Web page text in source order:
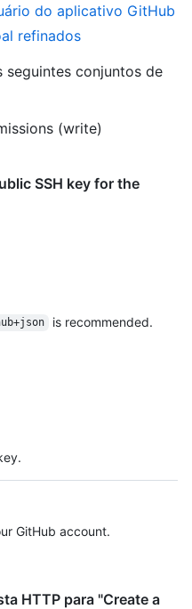
do aplicativo GitHub
refinados
conjuntos de
(write)
SSH key for the
is recommended.
GitHub account.
HTTP para "Create a